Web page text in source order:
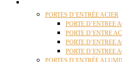
PORTES D’ENTRÉE ACIER
PORTE D’ENTREE
PORTE D’ENTRE
PORTE D’ENTREE
PORTE D’ENTREE
PORTES D’ENTRÉE